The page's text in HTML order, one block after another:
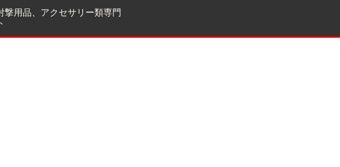
撃用品、アクセサリー類専門